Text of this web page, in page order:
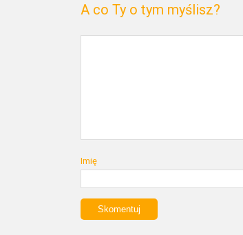
A co Ty o tym myślisz?
Imię